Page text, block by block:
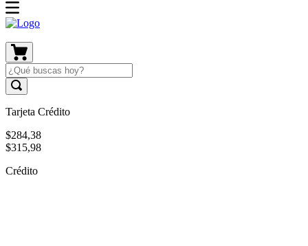
Tarjeta Crédito
$284,38
$315,98
Crédito